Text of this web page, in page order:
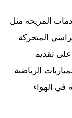
المريحة مثل
المتحركة
تقديم
الرياضية
في الهواء